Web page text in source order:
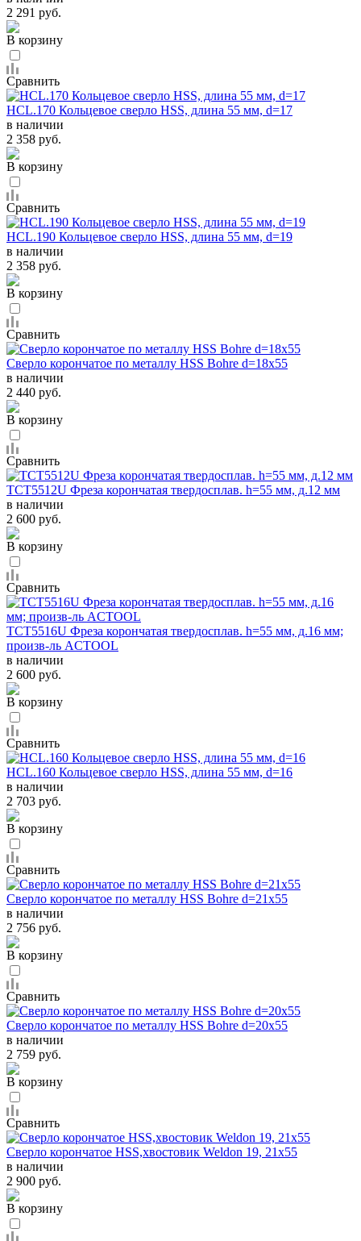
2 291 руб.
В корзину
Сравнить
HCL.170 Кольцевое сверло HSS, длина 55 мм, d=17
в наличии
2 358 руб.
В корзину
Сравнить
HCL.190 Кольцевое сверло HSS, длина 55 мм, d=19
в наличии
2 358 руб.
В корзину
Сравнить
Сверло корончатое по металлу HSS Bohre d=18х55
в наличии
2 440 руб.
В корзину
Сравнить
ТСТ5512U Фреза корончатая твердосплав. h=55 мм, д.12 мм
в наличии
2 600 руб.
В корзину
Сравнить
ТСТ5516U Фреза корончатая твердосплав. h=55 мм, д.16 мм;
произв-ль ACTOOL
в наличии
2 600 руб.
В корзину
Сравнить
HCL.160 Кольцевое сверло HSS, длина 55 мм, d=16
в наличии
2 703 руб.
В корзину
Сравнить
Сверло корончатое по металлу HSS Bohre d=21х55
в наличии
2 756 руб.
В корзину
Сравнить
Сверло корончатое по металлу HSS Bohre d=20х55
в наличии
2 759 руб.
В корзину
Сравнить
Сверло корончатое HSS,хвостовик Weldon 19, 21х55
в наличии
2 900 руб.
В корзину